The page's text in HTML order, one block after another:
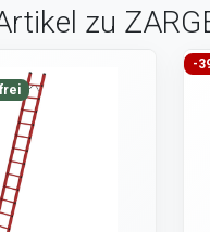
zu
-